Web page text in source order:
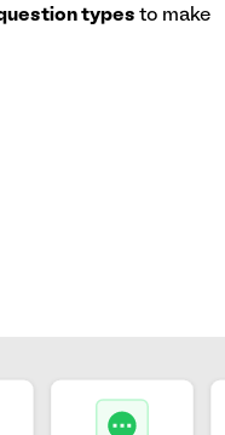
types to make